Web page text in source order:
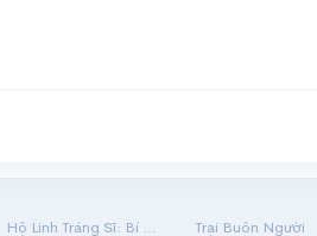
Hộ Linh Tráng Sĩ: Bí Ẩn Mộ Vua Đinh Trại Buôn Người